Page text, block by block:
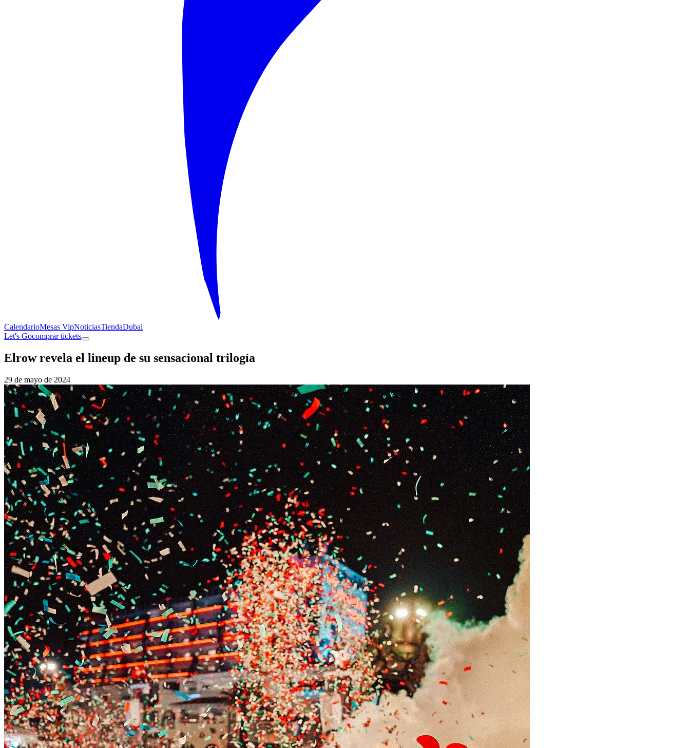
CalendarioMesas VipNoticiasTiendaDubai
Let's Gocomprar tickets
Elrow revela el lineup de su sensacional trilogía
29 de mayo de 2024